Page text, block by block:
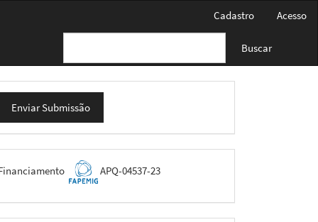
Cadastro Acesso
Buscar
Enviar Submissão
APQ-04537-23